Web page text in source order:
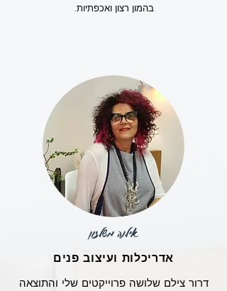
בהמון רצון ואכפתיות.
אילנה משלזון
אדריכלות ועיצוב פנים
דרור צילם שלושה פרוייקטים שלי והתוצאה